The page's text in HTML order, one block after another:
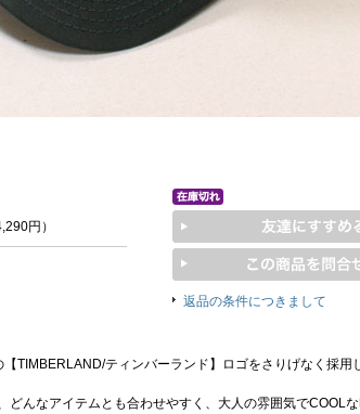
円）
返品の条件につきまして
TIMBERLAND/ティンバーランド】ロゴをさりげなく採用
どんなアイテムとも合わせやすく、大人の雰囲気でCOOLな